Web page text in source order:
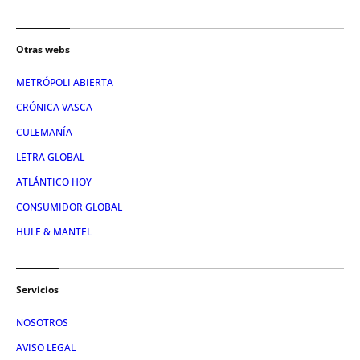
Otras webs
METRÓPOLI ABIERTA
CRÓNICA VASCA
CULEMANÍA
LETRA GLOBAL
ATLÁNTICO HOY
CONSUMIDOR GLOBAL
HULE & MANTEL
Servicios
NOSOTROS
AVISO LEGAL